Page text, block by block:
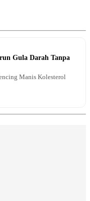
Gula Darah Tanpa
Manis Kolesterol